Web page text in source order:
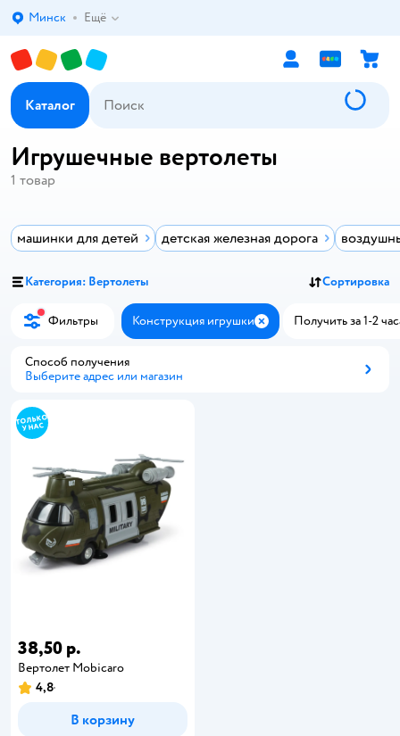
Выбор адреса доставки.
Минск Ещё
Каталог
Игрушечные вертолеты
1 товар
машинки для детей детская железная дорога
Категория: Вертолеты Сортировка
Фильтры Конструкция игрушки ЗакрытьПолучить за 1-2
Способ получения
Выберите адрес или магазин
38,50 р.
Вертолет Mobicaro
4,8
В корзину